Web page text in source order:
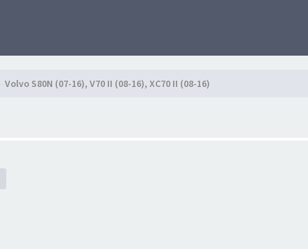
Volvo S80N (07-16), V70 II (08-16), XC70 II (08-16)